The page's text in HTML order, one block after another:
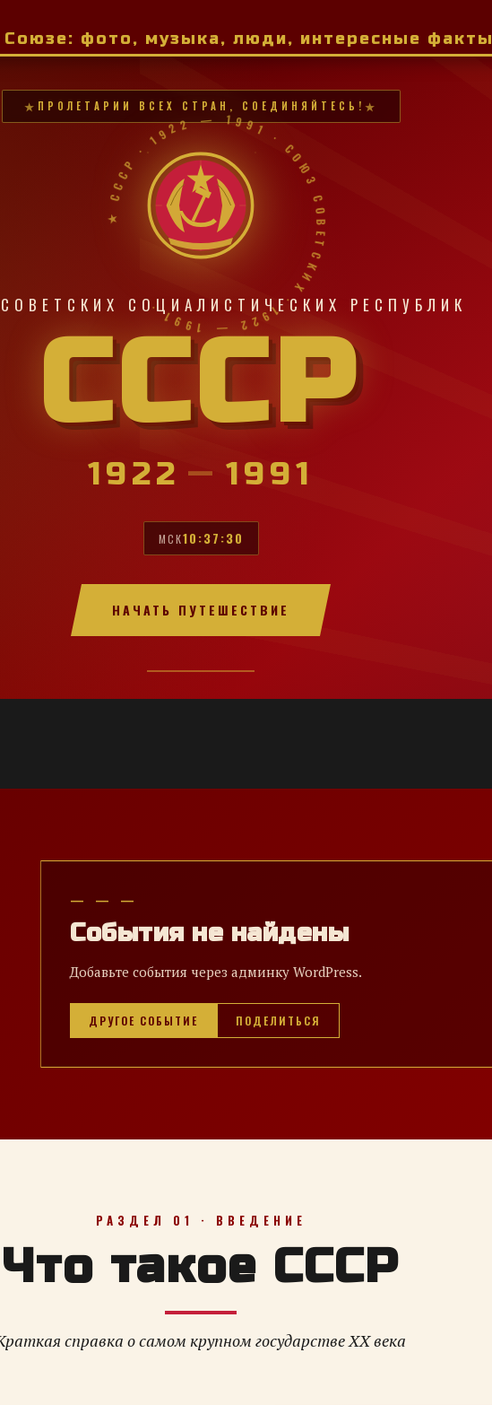
фото, музыка, люди, интересные факты
ПРОЛЕТАРИИ ВСЕХ СТРАН, СОЕДИНЯЙТЕСЬ!
★ СССР · 1922 — 1991 · СОЮЗ СОВЕТСКИХ · 1922 — 1991 ·
СОЦИАЛИСТИЧЕСКИХ РЕСПУБЛИК
СССР
1922 — 1991
МСК10:37:32
НАЧАТЬ ПУТЕШЕСТВИЕ
— — —
События не найдены
Добавьте события через админку WordPress.
ДРУГОЕ СОБЫТИЕ ПОДЕЛИТЬСЯ
РАЗДЕЛ 01 · ВВЕДЕНИЕ
Что такое СССР
справка о самом крупном государстве XX века